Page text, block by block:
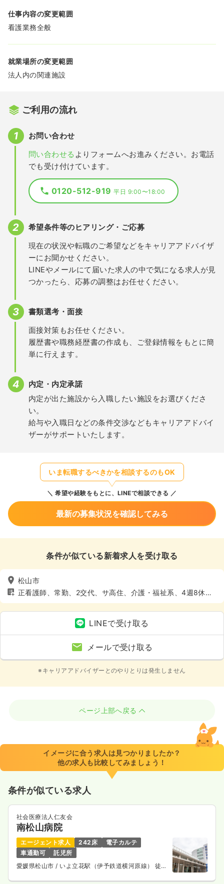
仕事内容の変更範囲
看護業務全般
就業場所の変更範囲
法人内の関連施設
ご利用の流れ
お問い合わせ
問い合わせる よりフォームへお進みください。お電話
でも受け付けています。
0120-512-919平日 9:00〜18:00
希望条件等のヒアリング・ご応募
現在の状況や転職のご希望などをキャリアアドバイザ
ーにお聞かせください。
LINEやメールにて届いた求人の中で気になる求人が見
つかったら、応募の調整はお任せください。
書類選考・面接
面接対策もお任せください。
履歴書や職務経歴書の作成も、ご登録情報をもとに簡
単に行えます。
内定・内定承諾
内定が出た施設から入職したい施設をお選びくださ
い。
給与や入職日などの条件交渉などもキャリアアドバイ
ザーがサポートいたします。
いま転職するべきかを相談するのもOK
希望や経験をもとに、LINEで相談できる
最新の募集状況を確認してみる
条件が似ている新着求人を受け取る
松山市
正看護師、常勤、2交代、サ高住、介護・福祉系、4週8休以
上
LINEで受け取る
メールで受け取る
※キャリアアドバイザーとのやりとりは発生しません
ページ上部へ戻る
イメージに合う求人は見つかりましたか？
他の求人も比較してみましょう！
条件が似ている求人
社会医療法人仁友会
南松山病院
エージェント求人 242床
電子カルテ
車通勤可
託児所
愛媛県松山市 / いよ立花駅（伊予鉄道横河原線） 徒歩